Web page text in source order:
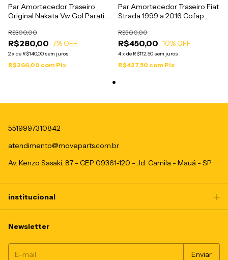
Par Amortecedor Traseiro
Original Nakata Vw Gol Parati
R$280,00
R$300,00
7% OFF
2x de R$140,00 sem juros
R$266,00 com Pix
Par Amortecedor Traseiro Fiat
Strada 1999 a 2016 Cofap
R$450,00
R$500,00
10% OFF
4x de R$112,50 sem juros
R$427,50 com Pix
5519997310842
atendimento@moveparts.com.br
Av. Kenzo Sasaki, 87 - CEP 09361-120 - Jd. Camila - Mauá - SP
institucional
Newsletter